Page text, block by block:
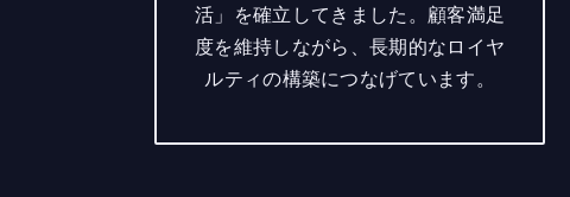
活」を確立してきました。顧客満足
度を維持しながら、長期的なロイヤ
ルティの構築につなげています。